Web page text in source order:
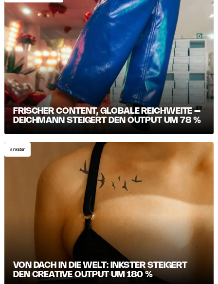
FRISCHER CONTENT, GLOBALE REICHWEITE –
DEICHMANN STEIGERT DEN OUTPUT UM 78 %
VON DACH IN DIE WELT: INKSTER STEIGERT
DEN CREATIVE OUTPUT UM 180 %